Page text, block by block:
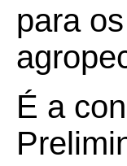
para
É a